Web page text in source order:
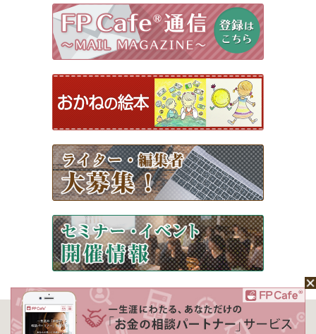
ホーム Mochaについて 運営会社
記事広告掲載について
ライター一覧
ライター・編集者募集 お問い合わせ 個人情報保護方針